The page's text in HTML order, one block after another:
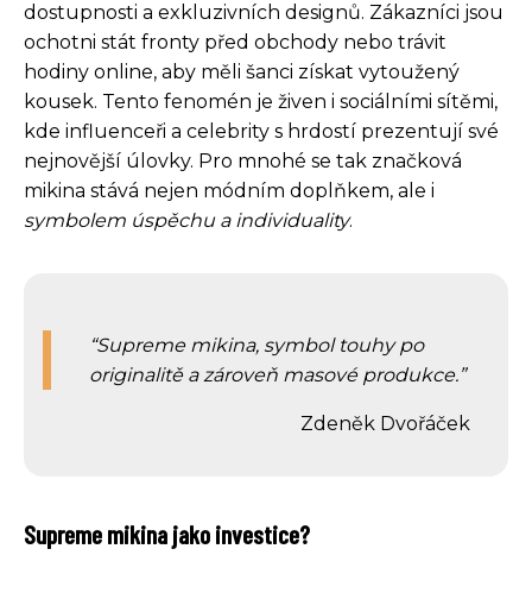
dostupnosti a exkluzivních designů. Zákazníci jsou
ochotni stát fronty před obchody nebo trávit
hodiny online, aby měli šanci získat vytoužený
kousek. Tento fenomén je živen i sociálními sítěmi,
kde influenceři a celebrity s hrdostí prezentují své
nejnovější úlovky. Pro mnohé se tak značková
mikina stává nejen módním doplňkem, ale i
symbolem úspěchu a individuality.
Supreme mikina, symbol touhy po
originalitě a zároveň masové produkce.
Zdeněk Dvořáček
Supreme mikina jako investice?